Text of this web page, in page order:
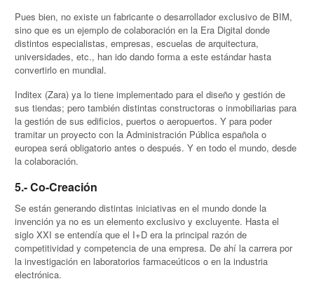
Pues bien, no existe un fabricante o desarrollador exclusivo de BIM,
sino que es un ejemplo de colaboración en la Era Digital donde
distintos especialistas, empresas, escuelas de arquitectura,
universidades, etc., han ido dando forma a este estándar hasta
convertirlo en mundial.
Inditex (Zara) ya lo tiene implementado para el diseño y gestión de
sus tiendas; pero también distintas constructoras o inmobiliarias para
la gestión de sus edificios, puertos o aeropuertos. Y para poder
tramitar un proyecto con la Administración Pública española o
europea será obligatorio antes o después. Y en todo el mundo, desde
la colaboración.
5.- Co-Creación
Se están generando distintas iniciativas en el mundo donde la
invención ya no es un elemento exclusivo y excluyente. Hasta el
siglo XXI se entendía que el I+D era la principal razón de
competitividad y competencia de una empresa. De ahí la carrera por
la investigación en laboratorios farmaceúticos o en la industria
electrónica.